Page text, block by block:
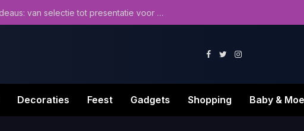
Ontdek de kunst van cadeaus: van selectie tot presentatie voor elke speciale gelegenheid
Facebook
TwitterInstagram
Decoraties Feest Gadgets Shopping Baby &